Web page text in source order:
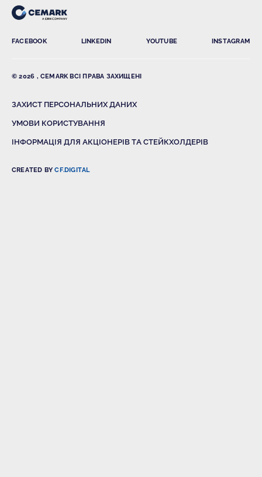
FACEBOOK LINKEDIN YOUTUBE INSTAGRAM
© 2026 , CEMARK ВСІ ПРАВА ЗАХИЩЕНІ
ЗАХИСТ ПЕРСОНАЛЬНИХ ДАНИХ
УМОВИ КОРИСТУВАННЯ
ІНФОРМАЦІЯ ДЛЯ АКЦІОНЕРІВ ТА СТЕЙКХОЛДЕРІВ
CREATED BYCF.DIGITAL